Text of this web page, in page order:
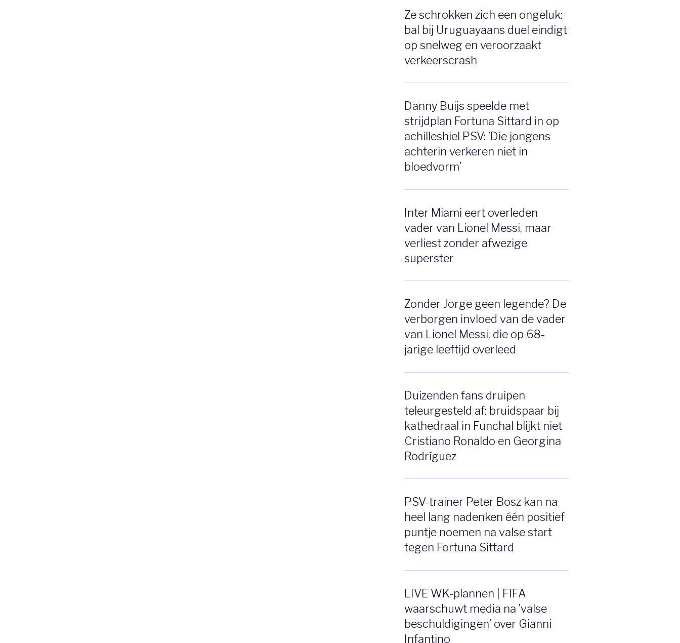
Ze schrokken zich een ongeluk:
bal bij Uruguayaans duel eindigt
op snelweg en veroorzaakt
verkeerscrash
Danny Buijs speelde met
strijdplan Fortuna Sittard in op
achilleshiel PSV: ’Die jongens
achterin verkeren niet in
bloedvorm’
Inter Miami eert overleden
vader van Lionel Messi, maar
verliest zonder afwezige
superster
Zonder Jorge geen legende? De
verborgen invloed van de vader
van Lionel Messi, die op 68-
jarige leeftijd overleed
Duizenden fans druipen
teleurgesteld af: bruidspaar bij
kathedraal in Funchal blijkt niet
Cristiano Ronaldo en Georgina
Rodríguez
PSV-trainer Peter Bosz kan na
heel lang nadenken één positief
puntje noemen na valse start
tegen Fortuna Sittard
LIVE WK-plannen | FIFA
waarschuwt media na ’valse
beschuldigingen’ over Gianni
Infantino